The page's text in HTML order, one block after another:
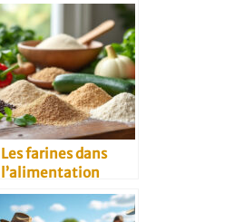
Les farines dans
l’alimentation
végétarienne